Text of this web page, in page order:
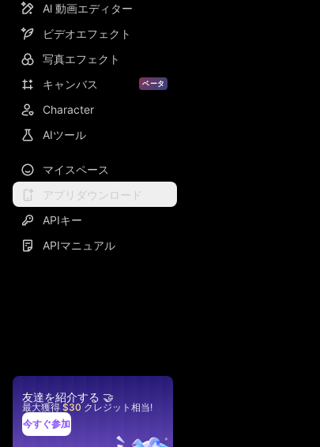
Al 動画エディター
ビデオエフェクト
写真エフェクト
キャンバス
ベータ
Character
AIツール
マイスペース
アプリダウンロード
APIキー
APIマニュアル
友達を紹介する 🤝
最大獲得 $30 クレジット相当!
今すぐ参加